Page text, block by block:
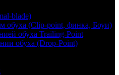
blade)
обуха (Clip-point, финка, Боуи)
обуха Trailing-Point
обуха (Drop-Point)